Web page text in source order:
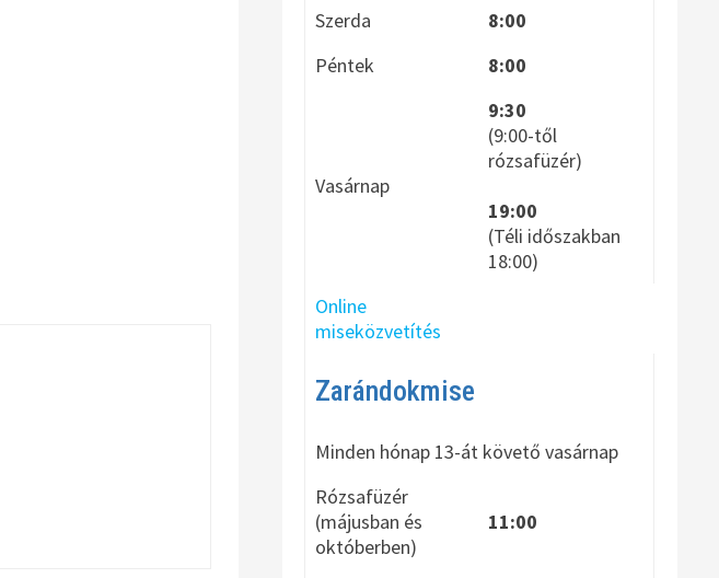
Szerda
8:00
Péntek
8:00
Vasárnap
9:30
(9:00-től
rózsafüzér)
19:00
(Téli időszakban
18:00)
Online
miseközvetítés
Zarándokmise
Minden hónap 13-át követő vasárnap
Rózsafüzér
(májusban és
októberben)
11:00